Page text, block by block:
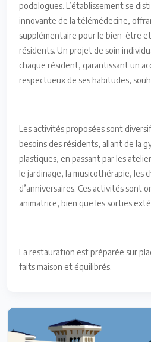
podologues. L’établissement se
innovante de la télémédecine,
supplémentaire pour le bien-être
résidents. Un projet de soin
chaque résident, garantissant un
respectueux de ses habitudes,
Les activités proposées sont
besoins des résidents, allant de la
plastiques, en passant par les
le jardinage, la musicothérapie, les
d’anniversaires. Ces activités sont
animatrice, bien que les sorties
La restauration est préparée sur
faits maison et équilibrés.